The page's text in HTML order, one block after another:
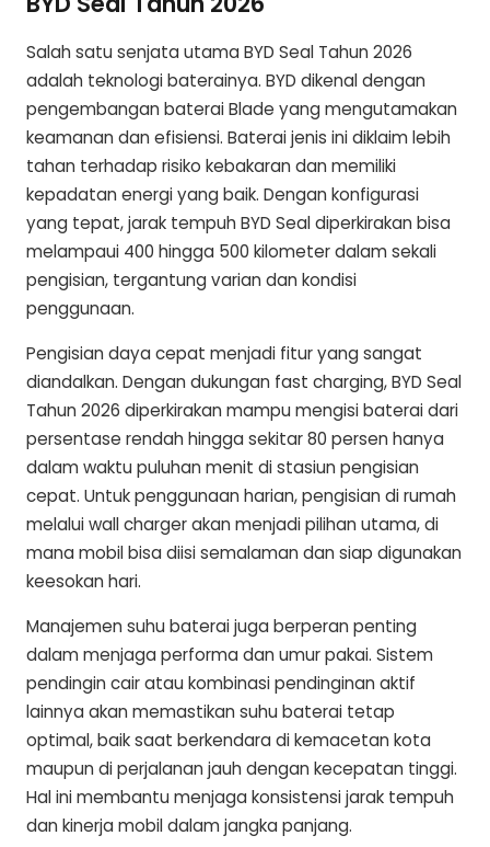
Salah satu senjata utama BYD Seal Tahun 2026
adalah teknologi baterainya. BYD dikenal dengan
pengembangan baterai Blade yang mengutamakan
keamanan dan efisiensi. Baterai jenis ini diklaim lebih
tahan terhadap risiko kebakaran dan memiliki
kepadatan energi yang baik. Dengan konfigurasi
yang tepat, jarak tempuh BYD Seal diperkirakan bisa
melampaui 400 hingga 500 kilometer dalam sekali
pengisian, tergantung varian dan kondisi
penggunaan.
Pengisian daya cepat menjadi fitur yang sangat
diandalkan. Dengan dukungan fast charging, BYD Seal
Tahun 2026 diperkirakan mampu mengisi baterai dari
persentase rendah hingga sekitar 80 persen hanya
dalam waktu puluhan menit di stasiun pengisian
cepat. Untuk penggunaan harian, pengisian di rumah
melalui wall charger akan menjadi pilihan utama, di
mana mobil bisa diisi semalaman dan siap digunakan
keesokan hari.
Manajemen suhu baterai juga berperan penting
dalam menjaga performa dan umur pakai. Sistem
pendingin cair atau kombinasi pendinginan aktif
lainnya akan memastikan suhu baterai tetap
optimal, baik saat berkendara di kemacetan kota
maupun di perjalanan jauh dengan kecepatan tinggi.
Hal ini membantu menjaga konsistensi jarak tempuh
dan kinerja mobil dalam jangka panjang.